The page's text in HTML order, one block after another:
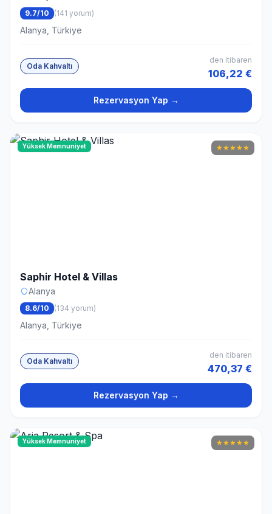
9.7/10 (141 yorum)
Alanya, Türkiye
Oda Kahvaltı
den itibaren
106,22 €
Rezervasyon Yap →
Yüksek Memnuniyet ★★★★★
Saphir Hotel & Villas
Alanya
8.6/10 (134 yorum)
Alanya, Türkiye
Oda Kahvaltı
den itibaren
470,37 €
Rezervasyon Yap →
Yüksek Memnuniyet ★★★★★